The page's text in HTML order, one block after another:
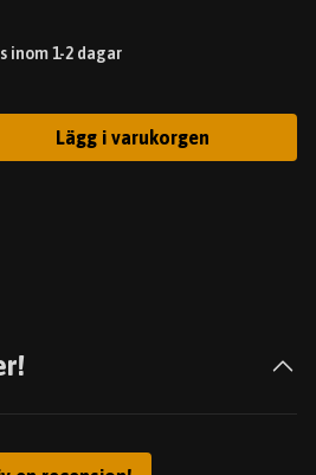
inom 1-2 dagar
Lägg i varukorgen